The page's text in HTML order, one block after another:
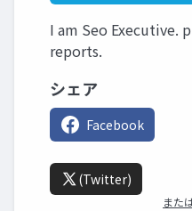
I am Seo Executive.
reports.
シェア
Facebook
(Twitter)
また